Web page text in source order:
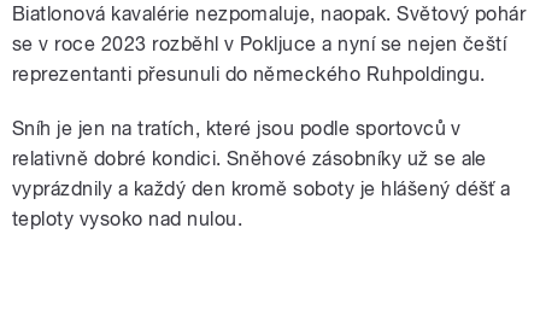
Biatlonová kavalérie nezpomaluje, naopak. Světový pohár
se v roce 2023 rozběhl v Pokljuce a nyní se nejen čeští
reprezentanti přesunuli do německého Ruhpoldingu.
Sníh je jen na tratích, které jsou podle sportovců v
relativně dobré kondici. Sněhové zásobníky už se ale
vyprázdnily a každý den kromě soboty je hlášený déšť a
teploty vysoko nad nulou.